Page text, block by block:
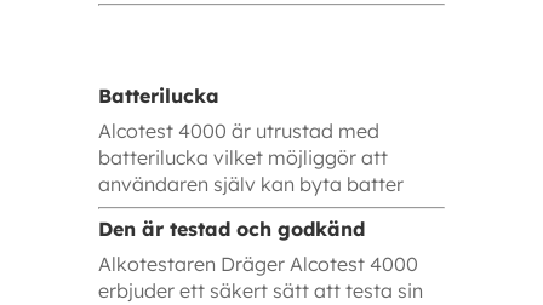
Batterilucka
Alcotest 4000 är utrustad med
batterilucka vilket möjliggör att
användaren själv kan byta batter
Den är testad och godkänd
Alkotestaren Dräger Alcotest 4000
erbjuder ett säkert sätt att testa sin